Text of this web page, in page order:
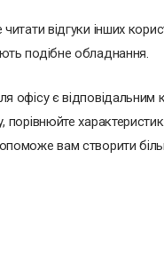
відгуки інших
подібне обладнання.
офісу є відповідальним
порівнюйте
вам створити